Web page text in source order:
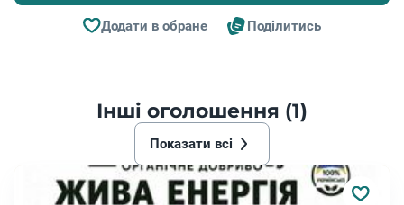
Додати в обране Поділитись
Інші оголошення (1)
Показати всі